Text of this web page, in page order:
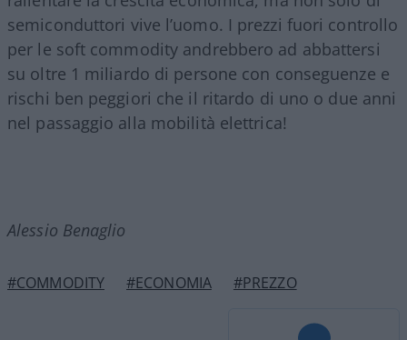
semiconduttori vive l’uomo. I prezzi fuori controllo
per le soft commodity andrebbero ad abbattersi
su oltre 1 miliardo di persone con conseguenze e
rischi ben peggiori che il ritardo di uno o due anni
nel passaggio alla mobilità elettrica!
Alessio Benaglio
#COMMODITY #ECONOMIA #PREZZO